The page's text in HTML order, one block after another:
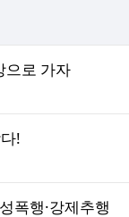
으로 가자
!
폭행·강제추행